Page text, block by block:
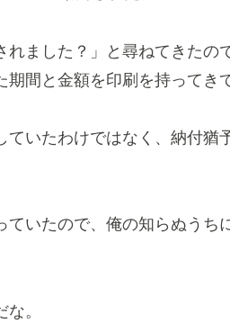
ました？」と尋ねてきたの
間と金額を印刷を持ってき
いたわけではなく、納付猶
いたので、俺の知らぬうち
。